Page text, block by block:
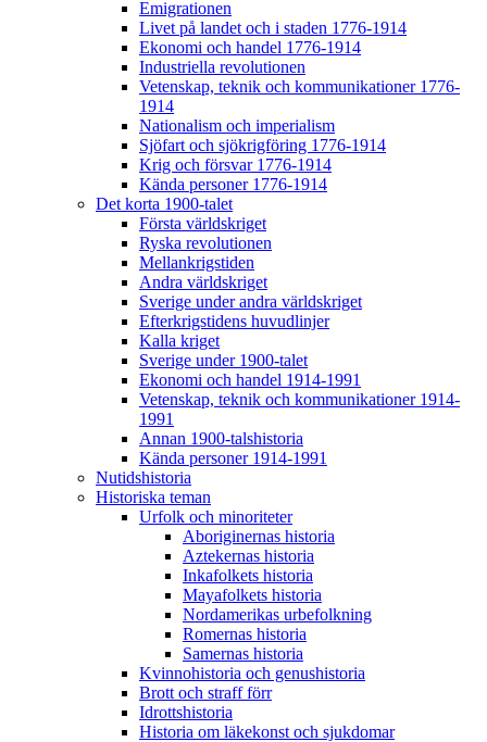
Emigrationen
Livet på landet och i staden 1776-1914
Ekonomi och handel 1776-1914
Industriella revolutionen
Vetenskap, teknik och kommunikationer 1776-
1914
Nationalism och imperialism
Sjöfart och sjökrigföring 1776-1914
Krig och försvar 1776-1914
Kända personer 1776-1914
Det korta 1900-talet
Första världskriget
Ryska revolutionen
Mellankrigstiden
Andra världskriget
Sverige under andra världskriget
Efterkrigstidens huvudlinjer
Kalla kriget
Sverige under 1900-talet
Ekonomi och handel 1914-1991
Vetenskap, teknik och kommunikationer 1914-
1991
Annan 1900-talshistoria
Kända personer 1914-1991
Nutidshistoria
Historiska teman
Urfolk och minoriteter
Aboriginernas historia
Aztekernas historia
Inkafolkets historia
Mayafolkets historia
Nordamerikas urbefolkning
Romernas historia
Samernas historia
Kvinnohistoria och genushistoria
Brott och straff förr
Idrottshistoria
Historia om läkekonst och sjukdomar